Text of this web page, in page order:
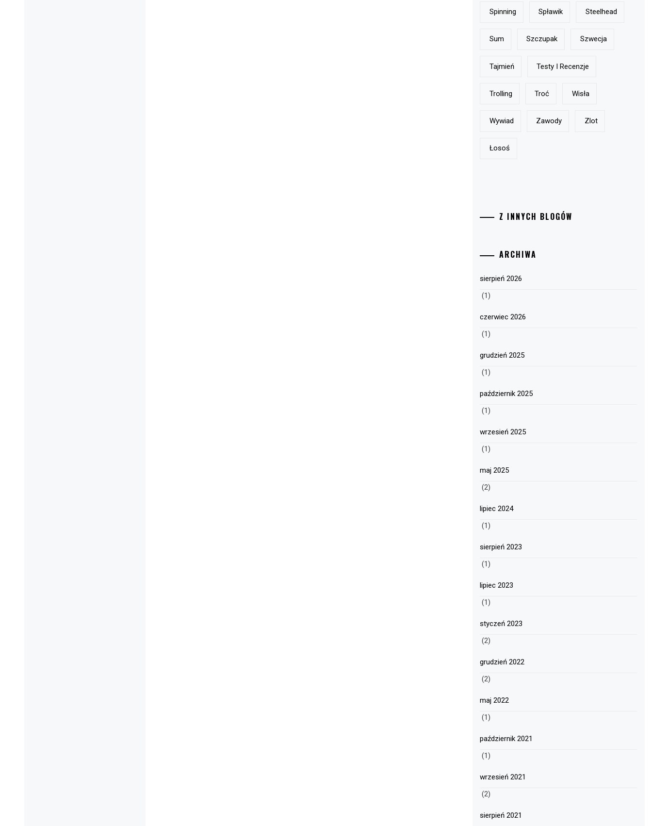
Spinning Spławik Steelhead
Sum Szczupak Szwecja
Tajmień Testy I Recenzje
Trolling Troć Wisła
Wywiad Zawody Zlot
Łosoś
Z INNYCH BLOGÓW
ARCHIWA
sierpień 2026
(1)
czerwiec 2026
(1)
grudzień 2025
(1)
październik 2025
(1)
wrzesień 2025
(1)
maj 2025
(2)
lipiec 2024
(1)
sierpień 2023
(1)
lipiec 2023
(1)
styczeń 2023
(2)
grudzień 2022
(2)
maj 2022
(1)
październik 2021
(1)
wrzesień 2021
(2)
sierpień 2021